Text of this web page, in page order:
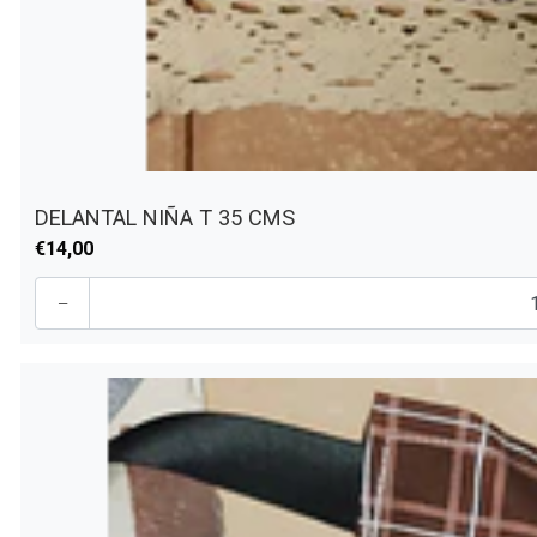
DELANTAL NIÑA T 35 CMS
€14,00
-